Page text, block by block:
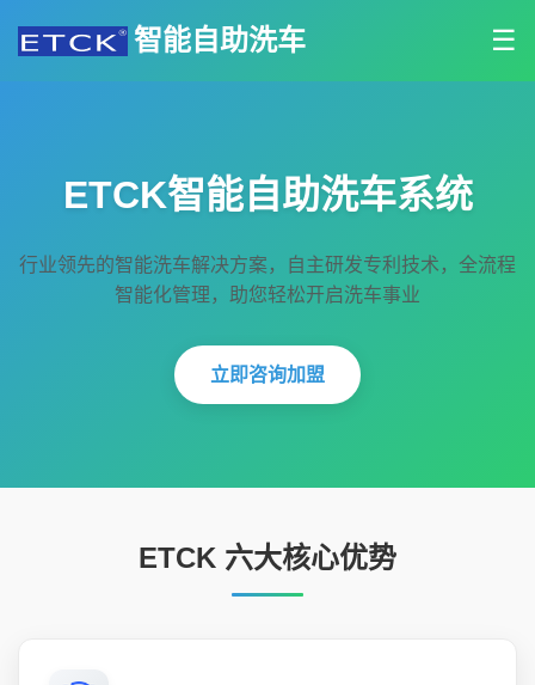
智能自助洗车 ☰
ETCK智能自助洗车系统
行业领先的智能洗车解决方案，自主研发专利技术，全流程
智能化管理，助您轻松开启洗车事业
立即咨询加盟
ETCK 六大核心优势